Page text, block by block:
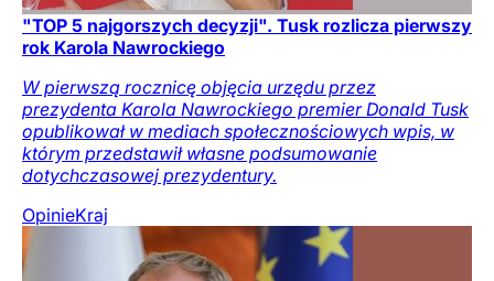
"TOP 5 najgorszych decyzji". Tusk rozlicza pierwszy
rok Karola Nawrockiego
W pierwszą rocznicę objęcia urzędu przez
prezydenta Karola Nawrockiego premier Donald Tusk
opublikował w mediach społecznościowych wpis, w
którym przedstawił własne podsumowanie
dotychczasowej prezydentury.
OpinieKraj